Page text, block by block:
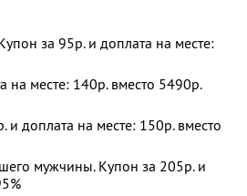
за 95р. и доплата на месте:
на месте: 140р. вместо 5490р.
доплата на месте: 150р. вместо
мужчины. Купон за 205р. и